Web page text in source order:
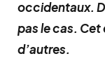
occidentaux.
pas le cas.
d’autres.